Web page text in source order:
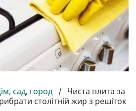
сад, город / Чиста плита за
столітній жир з решіток